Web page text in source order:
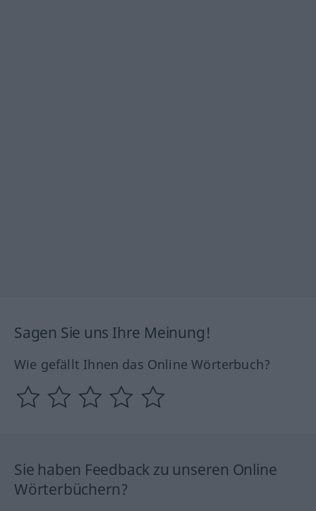
Sagen Sie uns Ihre Meinung!
Wie gefällt Ihnen das Online Wörterbuch?
Sie haben Feedback zu unseren Online
Wörterbüchern?